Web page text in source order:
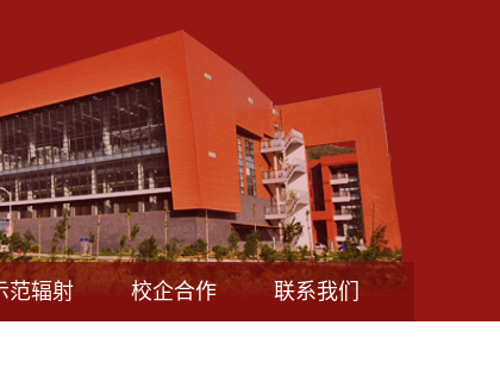
范辐射 校企合作 联系我们